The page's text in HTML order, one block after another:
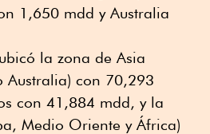
1,650 mdd y Australia
la zona de Asia
Australia) con 70,293
con 41,884 mdd, y la
Medio Oriente y África)